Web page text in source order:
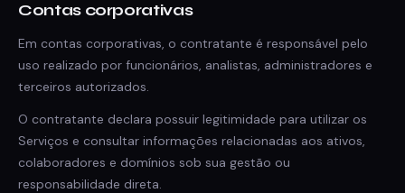
Contas corporativas
Em contas corporativas, o contratante é responsável pelo
uso realizado por funcionários, analistas, administradores e
terceiros autorizados.
O contratante declara possuir legitimidade para utilizar os
Serviços e consultar informações relacionadas aos ativos,
colaboradores e domínios sob sua gestão ou
responsabilidade direta.